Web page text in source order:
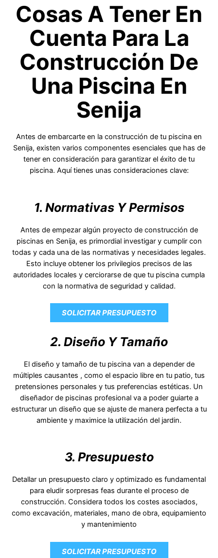
Cosas A Tener En
Cuenta Para La
Construcción De
Una Piscina En
Senija
Antes de embarcarte en la construcción de tu piscina en
Senija, existen varios componentes esenciales que has de
tener en consideración para garantizar el éxito de tu
piscina. Aquí tienes unas consideraciones clave:
1. Normativas Y Permisos
Antes de empezar algún proyecto de construcción de
piscinas en Senija, es primordial investigar y cumplir con
todas y cada una de las normativas y necesidades legales.
Esto incluye obtener los privilegios precisos de las
autoridades locales y cerciorarse de que tu piscina cumpla
con la normativa de seguridad y calidad.
SOLICITAR PRESUPUESTO
2. Diseño Y Tamaño
El diseño y tamaño de tu piscina van a depender de
múltiples causantes , como el espacio libre en tu patio, tus
pretensiones personales y tus preferencias estéticas. Un
diseñador de piscinas profesional va a poder guiarte a
estructurar un diseño que se ajuste de manera perfecta a tu
ambiente y maximice la utilización del jardin.
3. Presupuesto
Detallar un presupuesto claro y optimizado es fundamental
para eludir sorpresas feas durante el proceso de
construcción. Considera todos los costes asociados,
como excavación, materiales, mano de obra, equipamiento
y mantenimiento
SOLICITAR PRESUPUESTO